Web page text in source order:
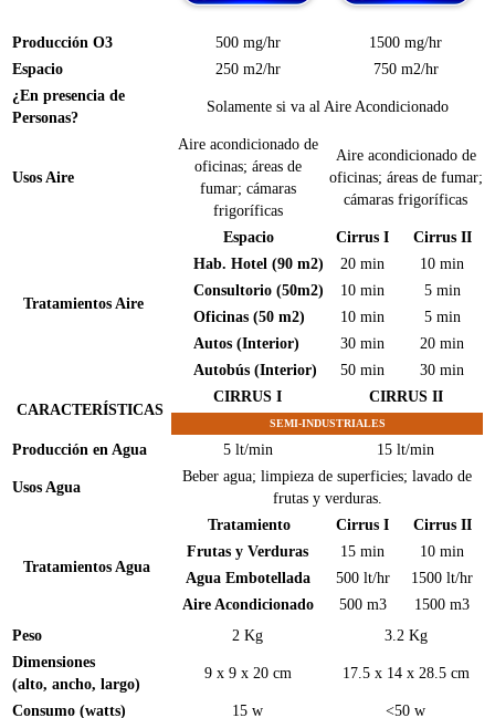
Producción O3 500 mg/hr
1500 mg/hr
Espacio
250 m2/hr
750 m2/hr
¿En presencia de
Personas?
Solamente si va al Aire Acondicionado
Usos Aire
Aire acondicionado de
oficinas; áreas de
fumar; cámaras
frigoríficas
Aire acondicionado de
oficinas; áreas de fumar;
cámaras frigoríficas
Tratamientos Aire
Espacio Cirrus I
Cirrus II
Hab. Hotel (90 m2)
20 min
10 min
Consultorio (50m2)
10 min
5 min
Oficinas (50 m2)
10 min
5 min
Autos (Interior)
30 min
20 min
Autobús (Interior)
50 min 30 min
CARACTERÍSTICAS
CIRRUS I CIRRUS II
SEMI-INDUSTRIALES
Producción en Agua 5 lt/min 15 lt/min
Usos Agua
Beber agua; limpieza de superficies; lavado de
frutas y verduras.
Tratamientos Agua
Tratamiento Cirrus I
Cirrus II
Frutas y Verduras
15 min
10 min
Agua Embotellada
500 lt/hr
1500 lt/hr
Aire Acondicionado
500 m3
1500 m3
Peso
2 Kg
3.2 Kg
Dimensiones
(alto, ancho, largo)
9 x 9 x 20 cm 17.5 x 14 x 28.5 cm
Consumo (watts) 15 w
<50 w